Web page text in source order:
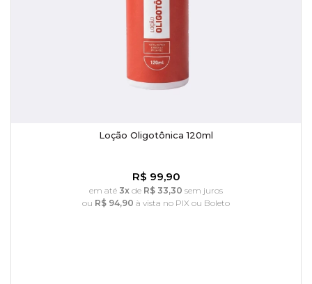
Loção Oligotônica 120ml
R$ 99,90
em até 3x de R$ 33,30 sem juros
ou R$ 94,90 à vista no PIX ou Boleto